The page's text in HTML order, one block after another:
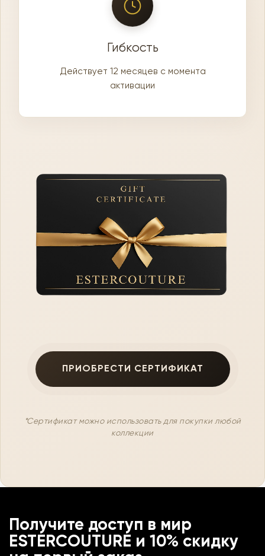
Гибкость
Действует 12 месяцев с момента
активации
ПРИОБРЕСТИ СЕРТИФИКАТ
*Сертификат можно использовать для покупки любой
коллекции
Получите доступ в мир
ESTERCOUTURE и 10% скидку